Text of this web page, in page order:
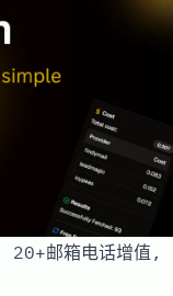
邮箱电话增值,